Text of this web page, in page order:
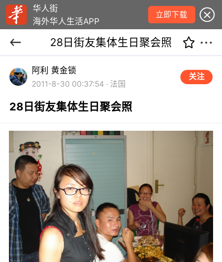
华人街
海外华人生活APP
立即下载
28日街友集体生日聚会照
阿利 黄金锁
2011-8-30 00:37:54 · 法国
关注
28日街友集体生日聚会照